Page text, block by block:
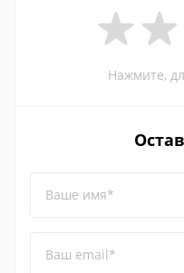
Нажмите,
Ваше имя*
Ваш email*